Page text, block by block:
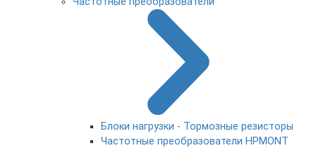
Блоки нагрузки - Тормозные резисторы
Частотные преобразователи HPMONT